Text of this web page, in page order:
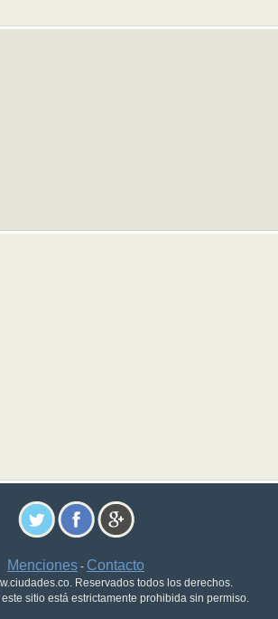
Menciones - Contacto
Reservados todos los derechos.
sitio está estrictamente prohibida sin permiso.